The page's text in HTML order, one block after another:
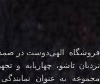
فروشگاه الهی‌دوست در
نردبان تاشو، چهارپایه و
مجموعه به عنوان